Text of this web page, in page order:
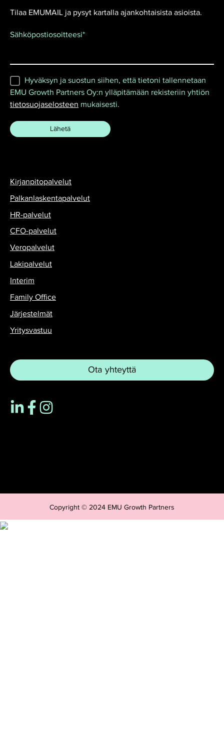
Tilaa EMUMAIL ja pysyt kartalla ajankohtaisista asioista.
Sähköpostiosoitteesi*
Hyväksyn ja suostun siihen, että tietoni tallennetaan
EMU Growth Partners Oy:n ylläpitämään rekisteriin yhtiön
tietosuojaselosteen mukaisesti.
Kirjanpitopalvelut
Palkanlaskentapalvelut
HR-palvelut
CFO-palvelut
Veropalvelut
Lakipalvelut
Interim
Family Office
Järjestelmät
Yritysvastuu
Ota yhteyttä
Copyright © 2024 EMU Growth Partners